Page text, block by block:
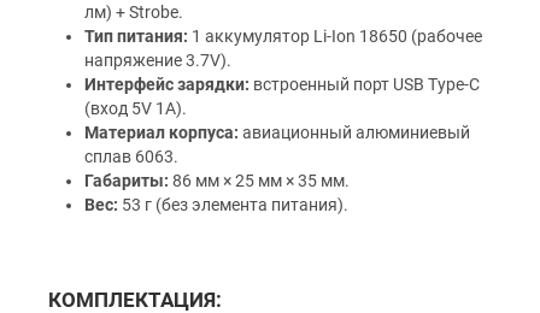
лм) + Strobe.
Тип питания: 1 аккумулятор Li-Ion 18650 (рабочее
напряжение 3.7V).
Интерфейс зарядки: встроенный порт USB Type-C
(вход 5V 1A).
Материал корпуса: авиационный алюминиевый
сплав 6063.
Габариты: 86 мм × 25 мм × 35 мм.
Вес: 53 г (без элемента питания).
КОМПЛЕКТАЦИЯ: